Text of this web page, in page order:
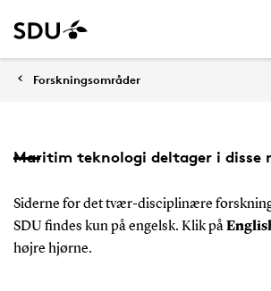
Forskningsområder
Maritim teknologi deltager i disse
Siderne for det tvær-disciplinære
SDU findes kun på engelsk. Klik på
højre hjørne.